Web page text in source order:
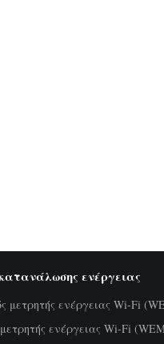
ενέργειας
μετρητής ενέργειας Wi-Fi
ενέργειας Wi-Fi